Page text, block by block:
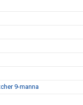
9-manna